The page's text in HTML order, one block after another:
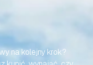
na kolejny krok?